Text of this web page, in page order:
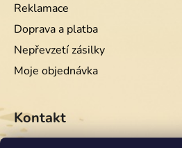
Reklamace
Doprava a platba
Nepřevzetí zásilky
Moje objednávka
Kontakt